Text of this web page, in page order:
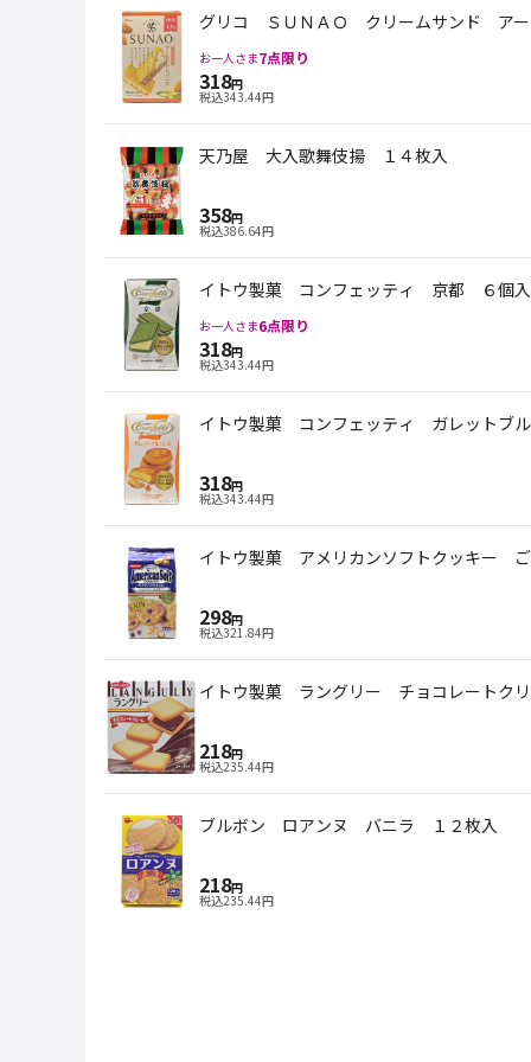
グリコ ＳＵＮＡＯ クリームサンド ア
お一人さま7点限り
318円
税込343.44円
天乃屋 大入歌舞伎揚 １４枚入
358円
税込386.64円
イトウ製菓 コンフェッティ 京都 ６個入
お一人さま6点限り
318円
税込343.44円
イトウ製菓 コンフェッティ ガレットブ
318円
税込343.44円
イトウ製菓 アメリカンソフトクッキー
298円
税込321.84円
イトウ製菓 ラングリー チョコレートク
218円
税込235.44円
ブルボン ロアンヌ バニラ １２枚入
218円
税込235.44円